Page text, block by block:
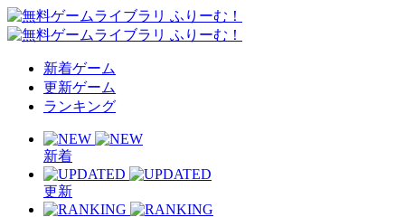
新着ゲーム
更新ゲーム
ランキング
新着
更新